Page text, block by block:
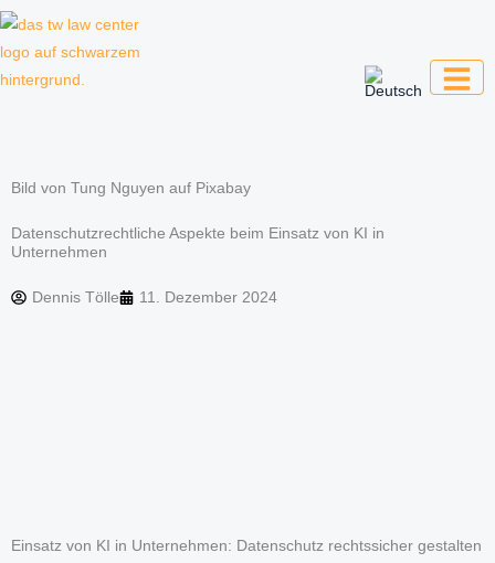
Zum
Bild von Tung Nguyen auf Pixabay
Datenschutzrechtliche Aspekte beim Einsatz von KI in
Unternehmen
Dennis Tölle 11. Dezember 2024
Einsatz von KI in Unternehmen: Datenschutz rechtssicher gestalten